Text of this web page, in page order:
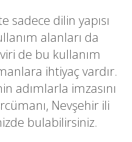
sadece dilin yapısı
alanları da
de bu kullanım
ihtiyaç vardır.
adımlarla imzasını
Nevşehir ili
bulabilirsiniz.